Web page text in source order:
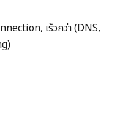
เร็วกว่า (DNS,